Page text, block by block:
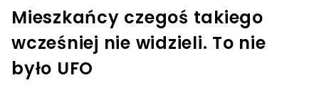
Mieszkańcy czegoś takiego
wcześniej nie widzieli. To nie
było UFO